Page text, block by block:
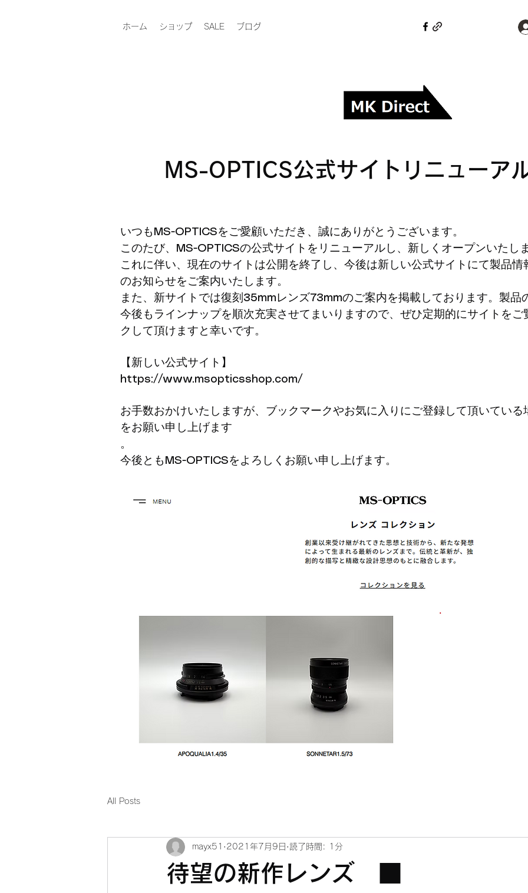
ホーム ショップ SALE ブログ
​MS-OPTICS公式サイトリニューア
いつもMS-OPTICSをご愛顧いただき、誠にありがとうございます。
このたび、MS-OPTICSの公式サイトをリニューアルし、新しくオープンいたし
これに伴い、現在のサイトは公開を終了し、今後は新しい公式サイトにて製品
のお知らせをご案内いたします。
また、新サイトでは復刻35mmレンズ73mmのご案内を掲載しております。製品
今後もラインナップを順次充実させてまいりますので、ぜひ定期的にサイトをご
クして頂けますと幸いです。
【新しい公式サイト】
https://www.msopticsshop.com/
お手数おかけいたしますが、ブックマークやお気に入りにご登録して頂いている
をお願い申し上げます
。
​今後ともMS-OPTICSをよろしくお願い申し上げます。
All Posts
待望の新作レンズ ■
mayx51 2021年7月9日 読了時間: 1分